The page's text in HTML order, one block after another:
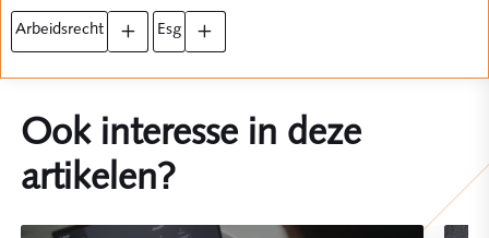
arbeidsrecht esg
Ook interesse in deze
artikelen?